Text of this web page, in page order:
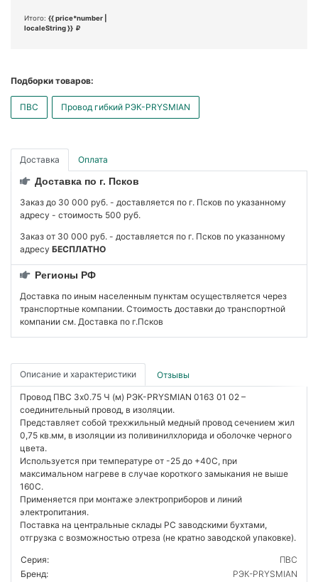
Итого: {{ price*number |
localeString }}
Подборки товаров:
ПВС Провод гибкий РЭК-PRYSMIAN
Доставка Оплата
Доставка по г. Псков
Заказ до 30 000 руб. - доставляется по г. Псков по указанному
адресу - стоимость 500 руб.
Заказ от 30 000 руб. - доставляется по г. Псков по указанному
адресу БЕСПЛАТНО
Регионы РФ
Доставка по иным населенным пунктам осуществляется через
транспортные компании. Стоимость доставки до транспортной
компании см. Доставка по г.Псков
Описание и характеристики Отзывы
Провод ПВС 3х0.75 Ч (м) РЭК-PRYSMIAN 0163 01 02 –
соединительный провод, в изоляции.
Представляет собой трехжильный медный провод сечением жил
0,75 кв.мм, в изоляции из поливинилхлорида и оболочке черного
цвета.
Используется при температуре от -25 до +40С, при
максимальном нагреве в случае короткого замыкания не выше
160С.
Применяется при монтаже электроприборов и линий
электропитания.
Поставка на центральные склады РС заводскими бухтами,
отгрузка с возможностью отреза (не кратно заводской упаковке).
Серия:
ПВС
Бренд:
РЭК-PRYSMIAN